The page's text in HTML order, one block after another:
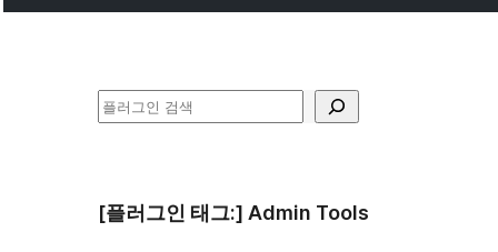
검
[플러그인 태그:] Admin Tools